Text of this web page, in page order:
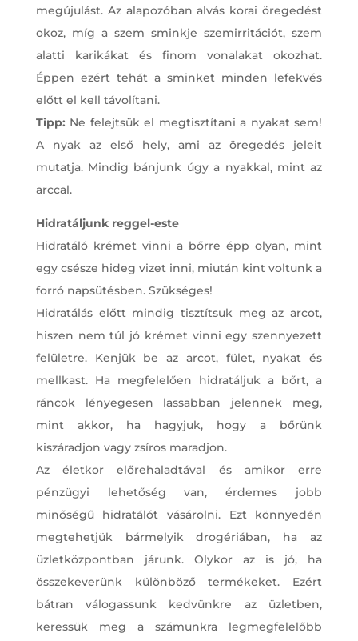
megújulást. Az alapozóban alvás korai öregedést
okoz, míg a szem sminkje szemirritációt, szem
alatti karikákat és finom vonalakat okozhat.
Éppen ezért tehát a sminket minden lefekvés
előtt el kell távolítani.
Tipp: Ne felejtsük el megtisztítani a nyakat sem!
A nyak az első hely, ami az öregedés jeleit
mutatja. Mindig bánjunk úgy a nyakkal, mint az
arccal.
Hidratáljunk reggel-este
Hidratáló krémet vinni a bőrre épp olyan, mint
egy csésze hideg vizet inni, miután kint voltunk a
forró napsütésben. Szükséges!
Hidratálás előtt mindig tisztítsuk meg az arcot,
hiszen nem túl jó krémet vinni egy szennyezett
felületre. Kenjük be az arcot, fület, nyakat és
mellkast. Ha megfelelően hidratáljuk a bőrt, a
ráncok lényegesen lassabban jelennek meg,
mint akkor, ha hagyjuk, hogy a bőrünk
kiszáradjon vagy zsíros maradjon.
Az életkor előrehaladtával és amikor erre
pénzügyi lehetőség van, érdemes jobb
minőségű hidratálót vásárolni. Ezt könnyedén
megtehetjük bármelyik drogériában, ha az
üzletközpontban járunk. Olykor az is jó, ha
összekeverünk különböző termékeket. Ezért
bátran válogassunk kedvünkre az üzletben,
keressük meg a számunkra legmegfelelőbb